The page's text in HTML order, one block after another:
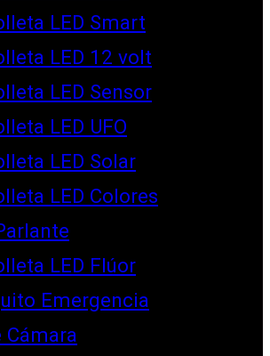
LED Smart
LED 12 volt
LED Sensor
LED UFO
LED Solar
LED Colores
LED Flúor
Emergencia
Cámara